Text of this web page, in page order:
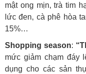
mật ong mịn, trà tim
lức đen, cà phê hòa
15%…
Shopping season:
mức giảm chạm đáy
dụng cho các sản